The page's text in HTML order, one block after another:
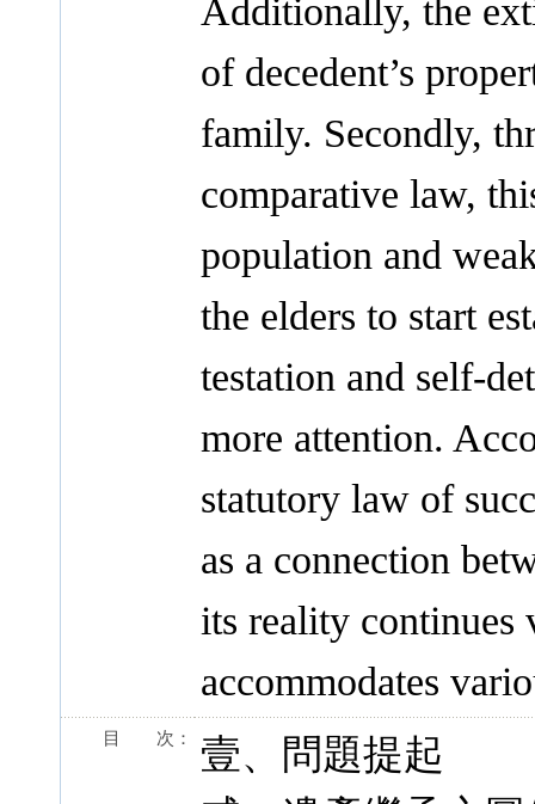
Additionally, the
of decedent’s
family. Secondly,
comparative law,
population and
the elders to start
testation and self-
more attention.
statutory law of
as a connection
its reality
accommodates
目 次：
壹、問題提起